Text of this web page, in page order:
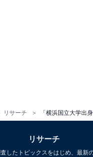
リサーチ
リサーチ
したトピックスをはじめ、最新